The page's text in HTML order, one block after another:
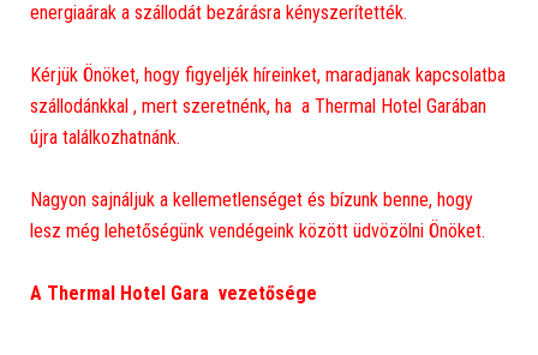
energiaárak a szállodát bezárásra kényszerítették.
Kérjük Önöket, hogy figyeljék híreinket, maradjanak kapcsolatba
szállodánkkal , mert szeretnénk, ha a Thermal Hotel Garában
újra találkozhatnánk.
Nagyon sajnáljuk a kellemetlenséget és bízunk benne, hogy
lesz még lehetőségünk vendégeink között üdvözölni Önöket.
A Thermal Hotel Gara vezetősége